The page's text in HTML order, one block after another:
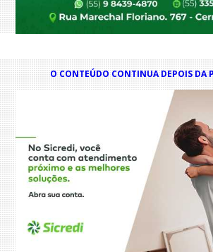
O CONTEÚDO CONTINUA DEPOIS DA